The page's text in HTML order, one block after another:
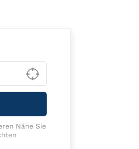
Type to begin
Nähe Sie